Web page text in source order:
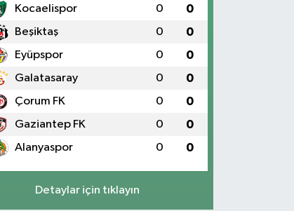
Kocaelispor 0 0
Beşiktaş 0 0
Eyüpspor 0 0
Galatasaray 0 0
Çorum FK 0 0
Gaziantep FK 0 0
Alanyaspor 0 0
Detaylar için tıklayın